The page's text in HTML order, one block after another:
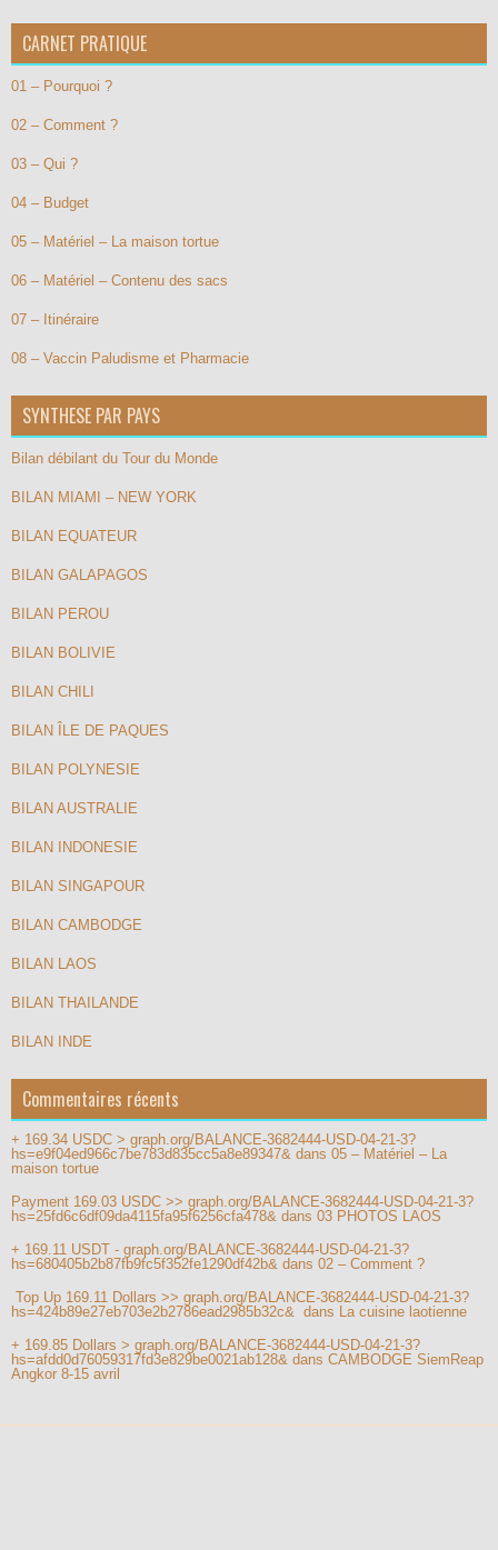
CARNET PRATIQUE
01 – Pourquoi ?
02 – Comment ?
03 – Qui ?
04 – Budget
05 – Matériel – La maison tortue
06 – Matériel – Contenu des sacs
07 – Itinéraire
08 – Vaccin Paludisme et Pharmacie
SYNTHESE PAR PAYS
Bilan débilant du Tour du Monde
BILAN MIAMI – NEW YORK
BILAN EQUATEUR
BILAN GALAPAGOS
BILAN PEROU
BILAN BOLIVIE
BILAN CHILI
BILAN ÎLE DE PAQUES
BILAN POLYNESIE
BILAN AUSTRALIE
BILAN INDONESIE
BILAN SINGAPOUR
BILAN CAMBODGE
BILAN LAOS
BILAN THAILANDE
BILAN INDE
Commentaires récents
+ 169.34 USDC > graph.org/BALANCE-3682444-USD-04-21-3?
hs=e9f04ed966c7be783d835cc5a8e89347& dans 05 – Matériel – La
maison tortue
Payment 169.03 USDC >> graph.org/BALANCE-3682444-USD-04-21-3?
hs=25fd6c6df09da4115fa95f6256cfa478& dans 03 PHOTOS LAOS
+ 169.11 USDT - graph.org/BALANCE-3682444-USD-04-21-3?
hs=680405b2b87fb9fc5f352fe1290df42b& dans 02 – Comment ?
️ Top Up 169.11 Dollars >> graph.org/BALANCE-3682444-USD-04-21-3?
hs=424b89e27eb703e2b2786ead2985b32c& ️ dans
La cuisine laotienne
+ 169.85 Dollars > graph.org/BALANCE-3682444-USD-04-21-3?
hs=afdd0d76059317fd3e829be0021ab128& dans CAMBODGE SiemReap
Angkor 8-15 avril